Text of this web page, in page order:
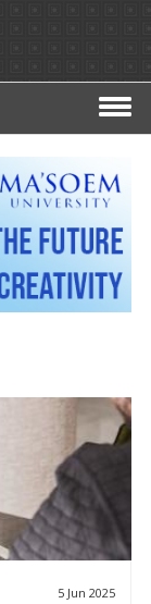
5 Jun 2025